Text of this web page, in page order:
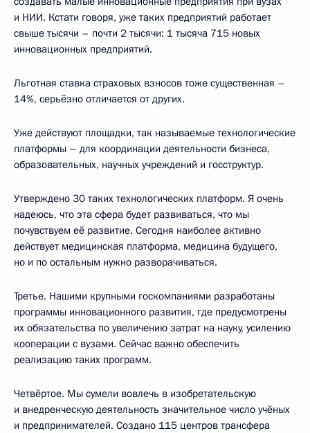
и НИИ. Кстати говоря, уже таких предприятий работает
свыше тысячи – почти 2 тысячи: 1 тысяча 715 новых
инновационных предприятий.
Льготная ставка страховых взносов тоже существенная –
14%, серьёзно отличается от других.
Уже действуют площадки, так называемые технологические
платформы – для координации деятельности бизнеса,
образовательных, научных учреждений и госструктур.
Утверждено 30 таких технологических платформ. Я очень
надеюсь, что эта сфера будет развиваться, что мы
почувствуем её развитие. Сегодня наиболее активно
действует медицинская платформа, медицина будущего,
но и по остальным нужно разворачиваться.
Третье. Нашими крупными госкомпаниями разработаны
программы инновационного развития, где предусмотрены
их обязательства по увеличению затрат на науку, усилению
кооперации с вузами. Сейчас важно обеспечить
реализацию таких программ.
Четвёртое. Мы сумели вовлечь в изобретательскую
и внедренческую деятельность значительное число учёных
и предпринимателей. Создано 115 центров трансфера